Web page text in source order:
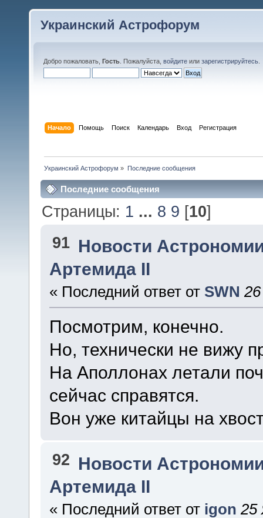
Украинский Астрофорум
Добро пожаловать, Гость . Пожалуйста, войдите или зарегистрируйтесь
Начало Помощь Поиск Календарь Вход Регистрация
Украинский Астрофорум » Последние сообщения
Последние сообщения
Страницы: 1 ... 8 9 [10]
91 Новости
Артемида II
« Последний ответ от SWN
Посмотрим, конечно.
Но, технически не вижу
На Аполлонах летали
сейчас справятся.
Вон уже китайцы на
92 Новости
Артемида II
« Последний ответ от igon 25